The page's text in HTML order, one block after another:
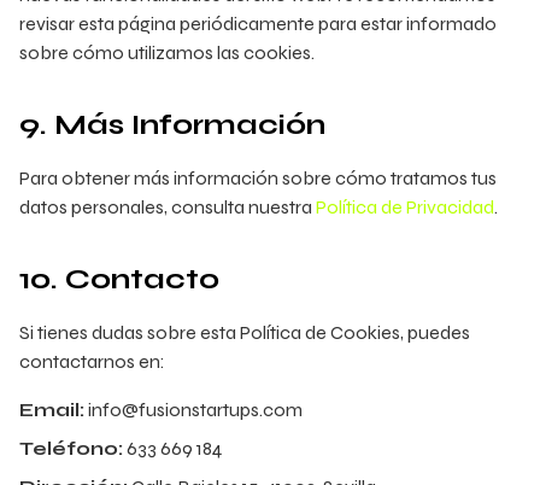
revisar esta página periódicamente para estar informado
sobre cómo utilizamos las cookies.
9. Más Información
Para obtener más información sobre cómo tratamos tus
datos personales, consulta nuestra Política de Privacidad.
10. Contacto
Si tienes dudas sobre esta Política de Cookies, puedes
contactarnos en:
Email: info@fusionstartups.com
Teléfono: 633 669 184